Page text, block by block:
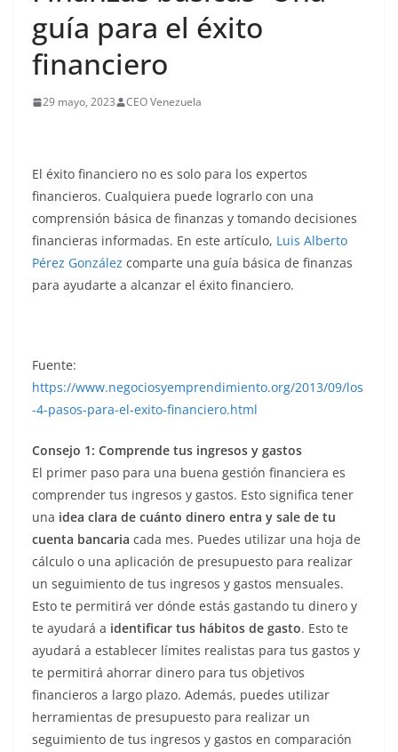
guía para el éxito
financiero
29 mayo, 2023 CEO Venezuela
El éxito financiero no es solo para los expertos
financieros. Cualquiera puede lograrlo con una
comprensión básica de finanzas y tomando decisiones
financieras informadas. En este artículo, Luis Alberto
Pérez González comparte una guía básica de finanzas
para ayudarte a alcanzar el éxito financiero.
Fuente:
https://www.negociosyemprendimiento.org/2013/09/los
-4-pasos-para-el-exito-financiero.html
Consejo 1: Comprende tus ingresos y gastos
El primer paso para una buena gestión financiera es
comprender tus ingresos y gastos. Esto significa tener
una idea clara de cuánto dinero entra y sale de tu
cuenta bancaria cada mes. Puedes utilizar una hoja de
cálculo o una aplicación de presupuesto para realizar
un seguimiento de tus ingresos y gastos mensuales.
Esto te permitirá ver dónde estás gastando tu dinero y
te ayudará a identificar tus hábitos de gasto. Esto te
ayudará a establecer límites realistas para tus gastos y
te permitirá ahorrar dinero para tus objetivos
financieros a largo plazo. Además, puedes utilizar
herramientas de presupuesto para realizar un
seguimiento de tus ingresos y gastos en comparación